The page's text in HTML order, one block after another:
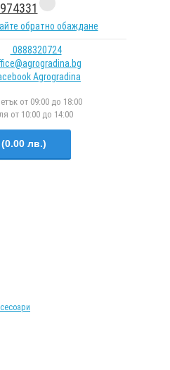
обратно обаждане
0888320724
Agrogradina
от 09:00 до 18:00
от 10:00 до 14:00
лв.)